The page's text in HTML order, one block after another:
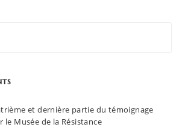
et dernière partie du témoignage
le Musée de la Résistance